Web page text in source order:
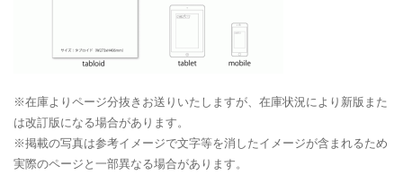
※在庫よりページ分抜きお送りいたしますが、在庫状況により新版また
は改訂版になる場合があります。
※掲載の写真は参考イメージで文字等を消したイメージが含まれるため
実際のページと一部異なる場合があります。